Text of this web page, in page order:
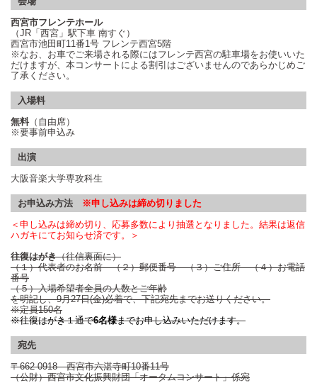
西宮市フレンテホール
（JR 「西宮」駅下車 南すぐ）
西宮市池田町11番1号 フレンテ西宮5階
※なお、お車でご来場される際にはフレンテ西宮の駐車場をお使いいた
だけますが、本コンサートによる割引はございませんのであらかじめご
了承ください。
入場料
無料（自由席）
※要事前申込み
出演
大阪音楽大学専攻科生
お申込み方法
※申し込みは締め切りました
＜申し込みは締め切り、応募多数により抽選となりました。結果は返信
ハガキにてお知らせ済です。＞
往復はがき（往信裏面に）
（１）代表者のお名前 （２）郵便番号 （３）ご住所 （４）お電話
番号
（５）入場希望者全員の人数とご年齢
を明記し、9月27日(金)必着で、下記宛先までお送りください。
※定員150名
※往復はがき１通で6名様までお申し込みいただけます。
宛先
〒662-0918西宮市六湛寺町10番11号
（公財）西宮市文化振興財団「オータムコンサート」係宛